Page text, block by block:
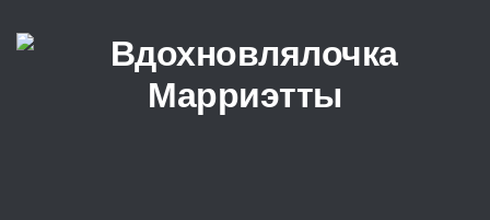
Перейти к содержимому